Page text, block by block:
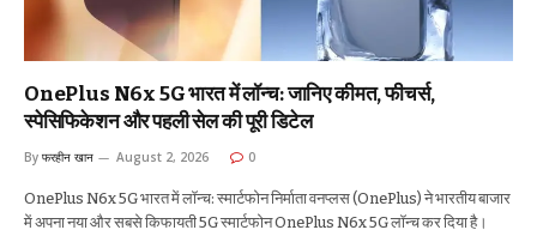
OnePlus N6x 5G भारत में लॉन्च: जानिए कीमत, फीचर्स,
स्पेसिफिकेशन और पहली सेल की पूरी डिटेल
By फरहीन खान August 2, 2026 0
OnePlus N6x 5G भारत में लॉन्च: स्मार्टफोन निर्माता वनप्लस (OnePlus) ने भारतीय बाजार
में अपना नया और सबसे किफायती 5G स्मार्टफोन OnePlus N6x 5G लॉन्च कर दिया है।